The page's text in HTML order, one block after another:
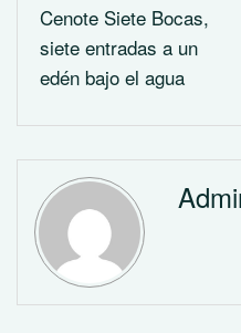
Cenote Siete Bocas,
siete entradas a un
edén bajo el agua